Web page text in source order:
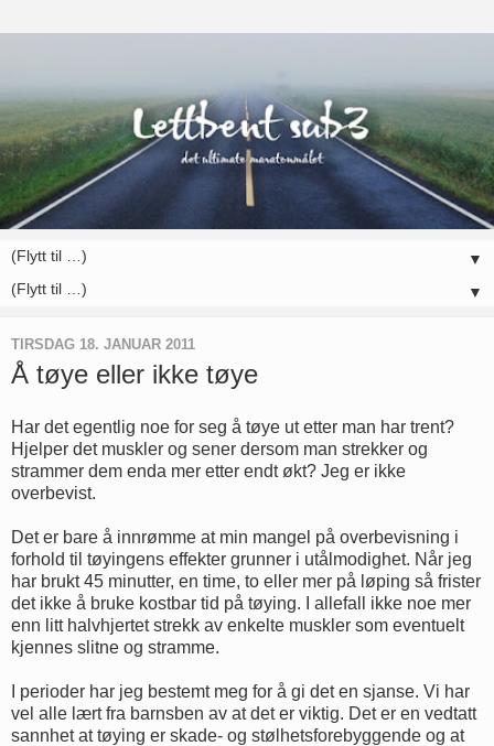
▼
▼
TIRSDAG 18. JANUAR 2011
Å tøye eller ikke tøye
Har det egentlig noe for seg å tøye ut etter man har trent?
Hjelper det muskler og sener dersom man strekker og
strammer dem enda mer etter endt økt? Jeg er ikke
overbevist.
Det er bare å innrømme at min mangel på overbevisning i
forhold til tøyingens effekter grunner i utålmodighet. Når jeg
har brukt 45 minutter, en time, to eller mer på løping så frister
det ikke å bruke kostbar tid på tøying. I allefall ikke noe mer
enn litt halvhjertet strekk av enkelte muskler som eventuelt
kjennes slitne og stramme.
I perioder har jeg bestemt meg for å gi det en sjanse. Vi har
vel alle lært fra barnsben av at det er viktig. Det er en vedtatt
sannhet at tøying er skade- og stølhetsforebyggende og at